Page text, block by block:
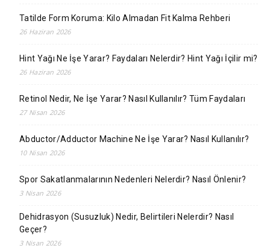
Tatilde Form Koruma: Kilo Almadan Fit Kalma Rehberi
26 Haziran 2026
Hint Yağı Ne İşe Yarar? Faydaları Nelerdir? Hint Yağı İçilir mi?
26 Haziran 2026
Retinol Nedir, Ne İşe Yarar? Nasıl Kullanılır? Tüm Faydaları
27 Nisan 2026
Abductor/Adductor Machine Ne İşe Yarar? Nasıl Kullanılır?
10 Nisan 2026
Spor Sakatlanmalarının Nedenleri Nelerdir? Nasıl Önlenir?
3 Nisan 2026
Dehidrasyon (Susuzluk) Nedir, Belirtileri Nelerdir? Nasıl
Geçer?
3 Nisan 2026